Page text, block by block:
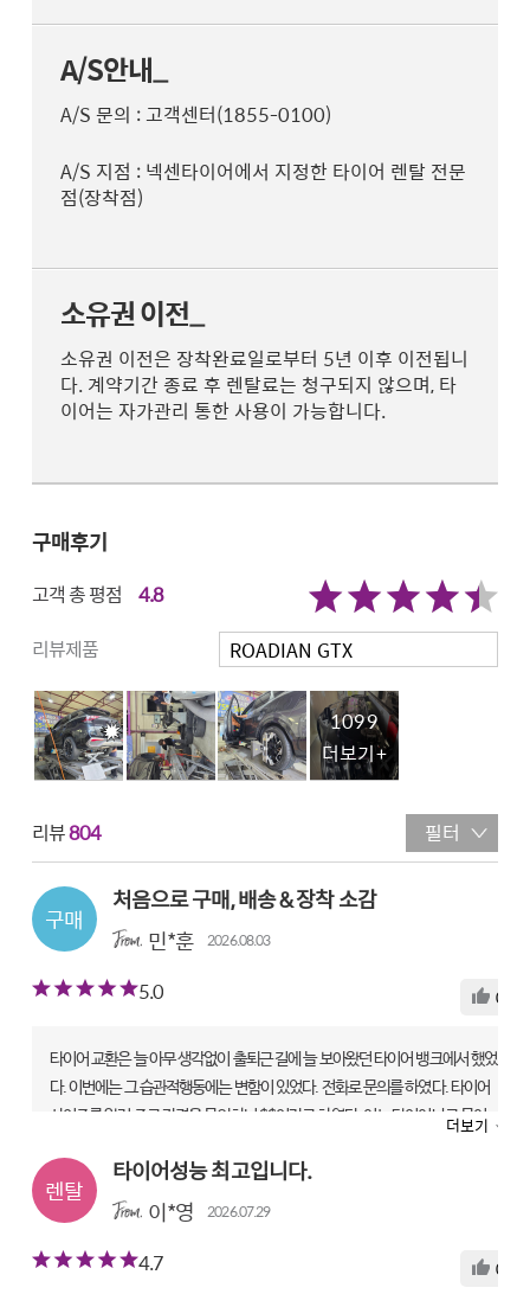
A/S안내_
A/S 문의 : 고객센터(1855-0100)
A/S 지점 : 넥센타이어에서 지정한 타이어 렌탈 전문
점(장착점)
소유권 이전_
소유권 이전은 장착완료일로부터 5년 이후 이전됩니
다. 계약기간 종료 후 렌탈료는 청구되지 않으며, 타
이어는 자가관리 통한 사용이 가능합니다.
구매후기
고객 총 평점 4.8
리뷰제품
1099
더보기+
리뷰804 필터
처음으로 구매, 배송 & 장착 소감
민*훈
2026.08.03
5.0 0
타이어 교환은 늘 아무 생각없이 출퇴근 길에 늘 보아왔던 타이어 뱅크에서 했었
다. 이번에는 그 습관적행동에는 변함이 있었다. 전화로 문의를 하였다. 타이어
사이즈를 알려 주고 가격을 문의하니 $$이라고 하였다. 어느 타이어냐고 물어
으니 제가 답답한 듯한 목소리로 약간의 톤이 올라가며 처음에 했던 답변만을 한
다. 전화를 끊고 폭풍 웹서핑을 하였다. 우선 가격 차이에 깜짝 놀랐다. 분명 타이
사라고 하는 것을 웹서핑을 하며 알게 되었다. 구입 후 배송 & 장착을 하기로 하
더보기
타이어성능 최고입니다.
이*영
2026.07.29
4.7 0